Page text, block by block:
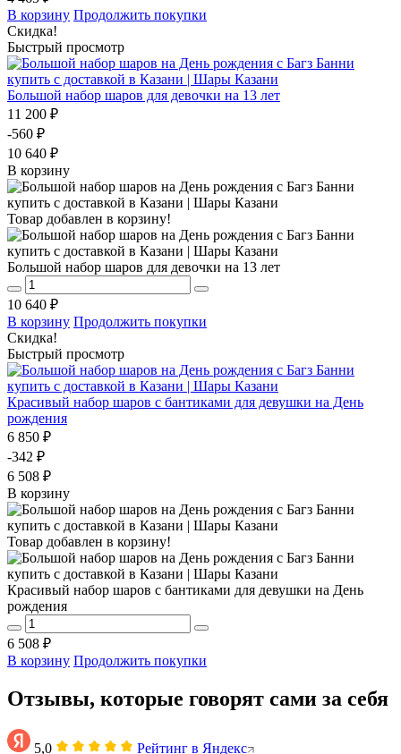
В корзину Продолжить покупки
Скидка!
Быстрый просмотр
Большой набор шаров для девочки на 13 лет
11 200 ₽
-560 ₽
10 640 ₽
В корзину
Товар добавлен в корзину!
Большой набор шаров для девочки на 13 лет
10 640 ₽
В корзину Продолжить покупки
Скидка!
Быстрый просмотр
Красивый набор шаров с бантиками для девушки на День
рождения
6 850 ₽
-342 ₽
6 508 ₽
В корзину
Товар добавлен в корзину!
Красивый набор шаров с бантиками для девушки на День
рождения
6 508 ₽
В корзину Продолжить покупки
Отзывы, которые говорят сами за себя
5,0 Рейтинг в Яндекс